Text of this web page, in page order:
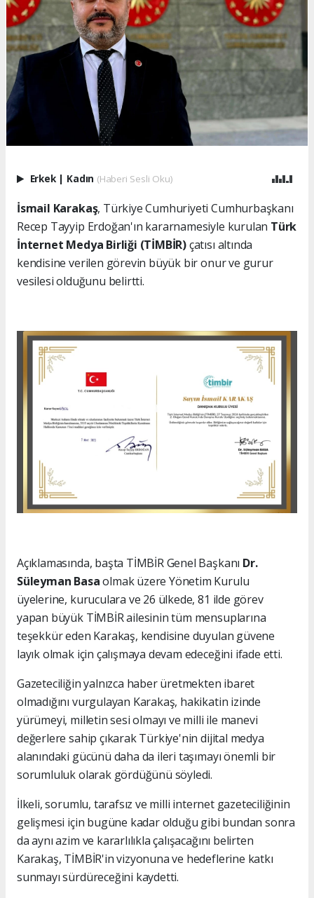
Erkek | Kadın (Haberi Sesli Oku)
İsmail Karakaş, Türkiye Cumhuriyeti Cumhurbaşkanı
Recep Tayyip Erdoğan'ın kararnamesiyle kurulan Türk
İnternet Medya Birliği (TİMBİR)çatısı altında
kendisine verilen görevin büyük bir onur ve gurur
vesilesi olduğunu belirtti.
Açıklamasında, başta TİMBİR Genel Başkanı Dr.
Süleyman Basaolmak üzere Yönetim Kurulu
üyelerine, kuruculara ve 26 ülkede, 81 ilde görev
yapan büyük TİMBİR ailesinin tüm mensuplarına
teşekkür eden Karakaş, kendisine duyulan güvene
layık olmak için çalışmaya devam edeceğini ifade etti.
Gazeteciliğin yalnızca haber üretmekten ibaret
olmadığını vurgulayan Karakaş, hakikatin izinde
yürümeyi, milletin sesi olmayı ve milli ile manevi
değerlere sahip çıkarak Türkiye'nin dijital medya
alanındaki gücünü daha da ileri taşımayı önemli bir
sorumluluk olarak gördüğünü söyledi.
İlkeli, sorumlu, tarafsız ve milli internet gazeteciliğinin
gelişmesi için bugüne kadar olduğu gibi bundan sonra
da aynı azim ve kararlılıkla çalışacağını belirten
Karakaş, TİMBİR'in vizyonuna ve hedeflerine katkı
sunmayı sürdüreceğini kaydetti.